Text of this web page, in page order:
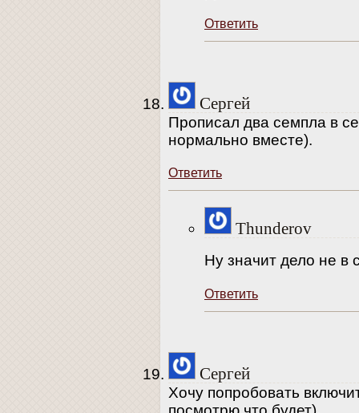
Ответить
Сергей
Прописал два семпла в
нормально вместе).
Ответить
Thunderov
Ну значит дело не в
Ответить
Сергей
Хочу попробовать